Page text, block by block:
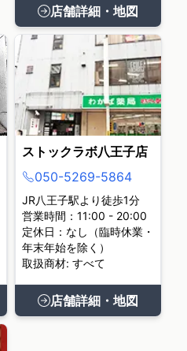
店舗詳細・地図
ストックラボ八王子店
050-5269-5864
JR八王子駅より徒歩1分
営業時間：11:00 - 20:00
定休日：なし（臨時休業・
年末年始を除く）
取扱商材: すべて
店舗詳細・地図